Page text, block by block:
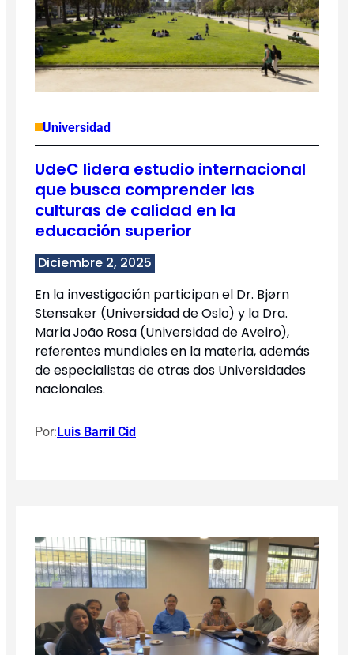
Universidad
UdeC lidera estudio internacional
que busca comprender las
culturas de calidad en la
educación superior
Diciembre 2, 2025
En la investigación participan el Dr. Bjørn
Stensaker (Universidad de Oslo) y la Dra.
Maria João Rosa (Universidad de Aveiro),
referentes mundiales en la materia, además
de especialistas de otras dos Universidades
nacionales.
Por:Luis Barril Cid